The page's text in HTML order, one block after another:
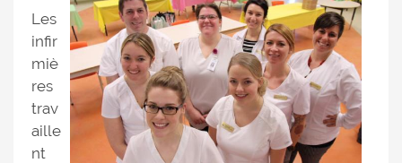
Les
infir
miè
res
trav
aille
nt